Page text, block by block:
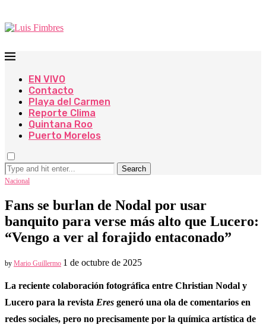
EN VIVO
Contacto
Playa del Carmen
Reporte Clima
Quintana Roo
Puerto Morelos
Search
Nacional
Fans se burlan de Nodal por usar
banquito para verse más alto que Lucero:
“Vengo a ver al forajido entaconado”
by Mario Guillermo 1 de octubre de 2025
La reciente colaboración fotográfica entre Christian Nodal y
Lucero para la revista Eres generó una ola de comentarios en
redes sociales, pero no precisamente por la química artística de